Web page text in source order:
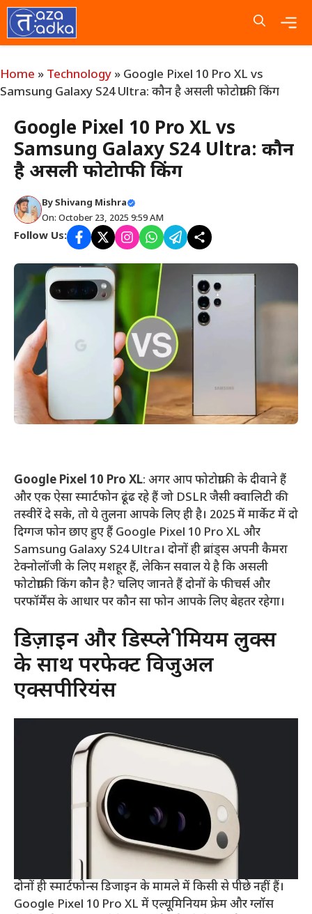
Skip
to
content
Home » Technology » Google Pixel 10 Pro XL vs
Samsung Galaxy S24 Ultra: कौन है असली फोटोग्राफी किंग
Google Pixel 10 Pro XL vs
Samsung Galaxy S24 Ultra: कौन
है असली फोटोग्राफी किंग
ByShivang Mishra
On: October 23, 2025 9:59 AM
Follow Us:
Google Pixel 10 Pro XL: अगर आप फोटोग्राफी के दीवाने हैं
और एक ऐसा स्मार्टफोन ढूंढ रहे हैं जो DSLR जैसी क्वालिटी की
तस्वीरें दे सके, तो ये तुलना आपके लिए ही है। 2025 में मार्केट में दो
दिग्गज फोन छाए हुए हैं Google Pixel 10 Pro XL और
Samsung Galaxy S24 Ultra। दोनों ही ब्रांड्स अपनी कैमरा
टेक्नोलॉजी के लिए मशहूर हैं, लेकिन सवाल ये है कि असली
फोटोग्राफी किंग कौन है? चलिए जानते हैं दोनों के फीचर्स और
परफॉर्मेंस के आधार पर कौन सा फोन आपके लिए बेहतर रहेगा।
डिज़ाइन और डिस्प्ले प्रीमियम लुक्स
के साथ परफेक्ट विजुअल
एक्सपीरियंस
दोनों ही स्मार्टफोन्स डिजाइन के मामले में किसी से पीछे नहीं हैं।
Google Pixel 10 Pro XL में एल्यूमिनियम फ्रेम और ग्लॉस